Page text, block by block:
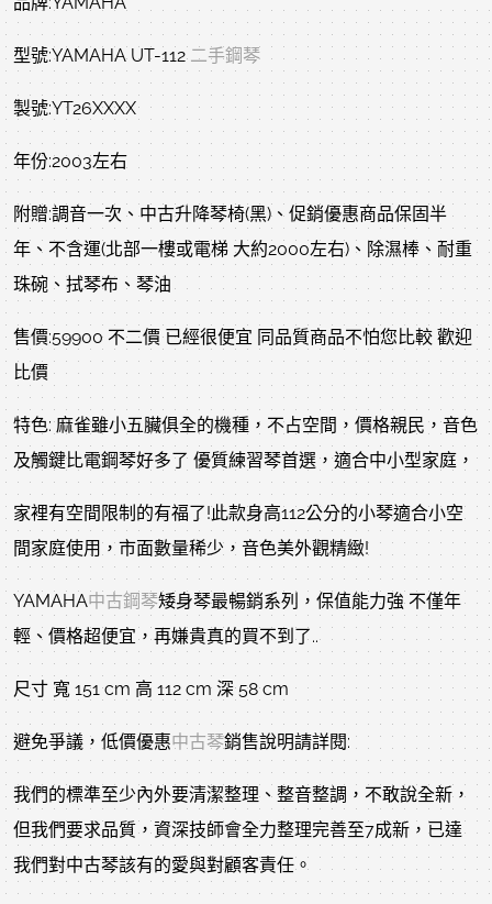
型號:YAMAHA UT-112二手鋼琴
製號:YT26XXXX
年份:2003左右
附贈:調音一次、中古升降琴椅(黑)、促銷優惠商品保固半
年、不含運(北部一樓或電梯 大約2000左右)、除濕棒、耐重
珠碗、拭琴布、琴油
售價:59900 不二價 已經很便宜 同品質商品不怕您比較 歡迎
比價
特色: 麻雀雖小五臟俱全的機種，不占空間，價格親民，音色
及觸鍵比電鋼琴好多了 優質練習琴首選，適合中小型家庭，
家裡有空間限制的有福了!此款身高112公分的小琴適合小空
間家庭使用，市面數量稀少，音色美外觀精緻!
YAMAHA中古鋼琴矮身琴最暢銷系列，保值能力強 不僅年
輕、價格超便宜，再嫌貴真的買不到了..
尺寸 寬 151 cm 高 112 cm 深 58 cm
避免爭議，低價優惠中古琴銷售說明請詳閱:
我們的標準至少內外要清潔整理、整音整調，不敢說全新，
但我們要求品質，資深技師會全力整理完善至7成新，已達
我們對中古琴該有的愛與對顧客責任。